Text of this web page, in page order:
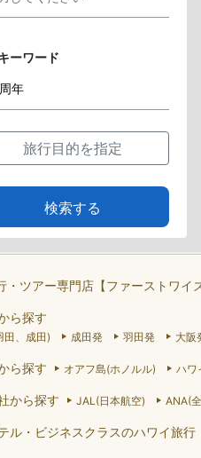
ーワード
旅行目的を指定
検索する
・ツアー専門店【ファーストワイズ
ら探す
田、成田) 成田発 羽田発 大阪
ら探す オアフ島(ホノルル) ハワ
から探す JAL(日本航空) ANA(
ル・ビジネスクラスのハワイ旅行